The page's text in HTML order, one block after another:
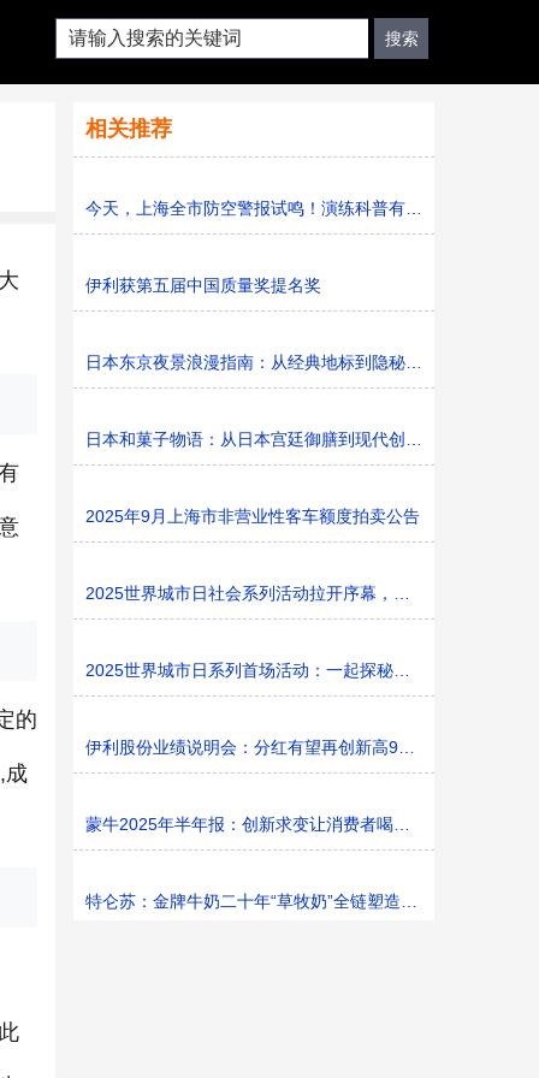
的
成
相关推荐
今天，上海全市防空警报试鸣！演练科普有序进行，人防意
伊利获第五届中国质量奖提名奖
日本东京夜景浪漫指南：从经典地标到隐秘胜地
日本和菓子物语：从日本宫廷御膳到现代创新的甜蜜传承
2025年9月上海市非营业性客车额度拍卖公告
2025世界城市日社会系列活动拉开序幕，探寻社区花园里的
2025世界城市日系列首场活动：一起探秘家门口的“魔法花园”
伊利股份业绩说明会：分红有望再创新高9%利润率目标不变
蒙牛2025年半年报：创新求变让消费者喝上奶、喝好奶、喝
特仑苏：金牌牛奶二十年“草牧奶”全链塑造有机新矩阵